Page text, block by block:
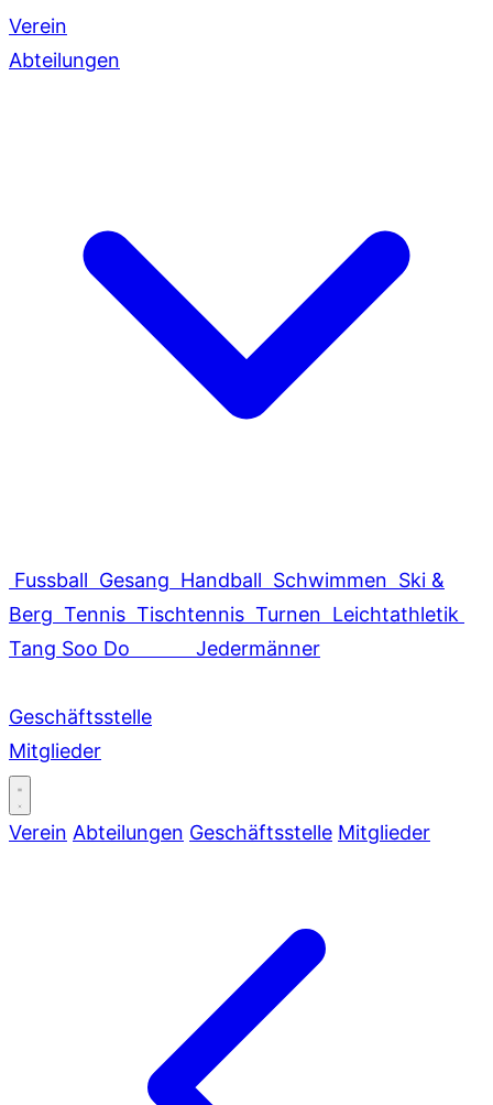
Verein
Abteilungen
Fussball Gesang Handball Schwimmen Ski &
Berg Tennis Tischtennis Turnen Leichtathletik
Tang Soo Do
Jedermänner
Geschäftsstelle
Mitglieder
Verein Abteilungen Geschäftsstelle Mitglieder